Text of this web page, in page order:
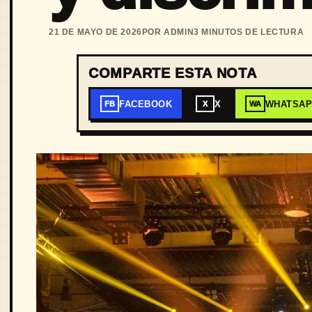
21 DE MAYO DE 2026 POR ADMIN3 MINUTOS DE LECTURA
COMPARTE ESTA NOTA
FB FACEBOOK X X WA